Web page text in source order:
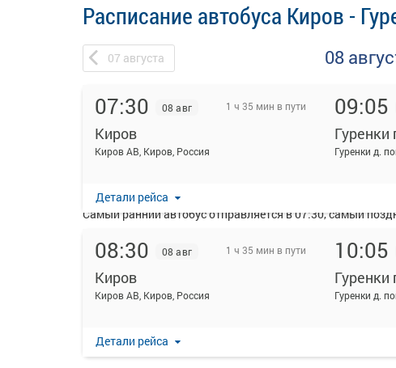
Расписание автобуса Киров -
07 августа 08
07:30 08 авг 1 ч 35 мин в пути
Киров
Киров АВ, Киров, Россия
09:05
Гуренки
Гуренки д.
Детали рейса
08:30 08 авг 1 ч 35 мин в пути
Киров
Киров АВ, Киров, Россия
10:05
Гуренки
Гуренки д.
Детали рейса
На данной странице вы можете ознакомиться с
Перевозку пассажиров по данному направлению
Самый ранний автобус отправляется в 07:30, самый
Пожалуйста, обратите внимание, что посадка на рейс
удостоверяющих личность, всех путешественников
распечатывать посадочный электронный билет будет